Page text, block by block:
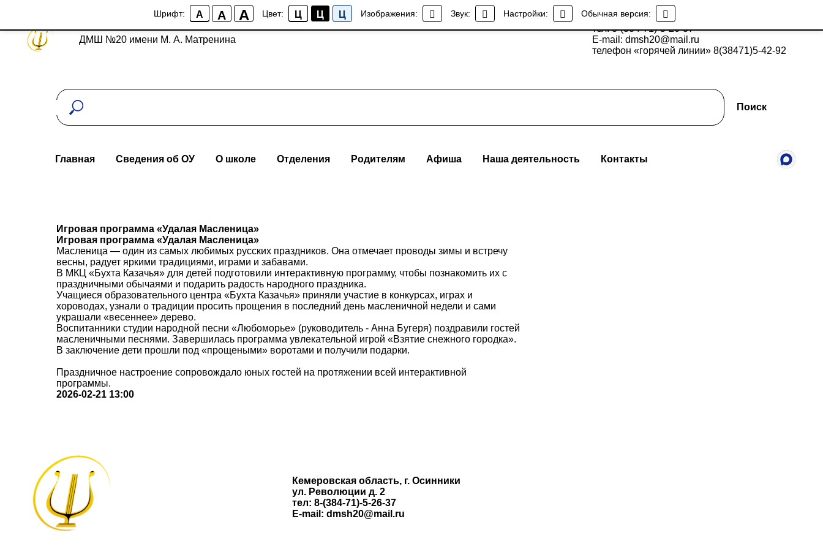
Шрифт: A A A Цвет: Ц Ц Ц Изображения: Звук: Настройки: Обычная версия:
ДМШ №20 имени М. А. Матренина
тел: 8-(384-71)-5-26-37
E-mail: dmsh20@mail.ru
телефон «горячей линии» 8(38471)5-42-92
Поиск
Главная Сведения об ОУ О школе Отделения Родителям Афиша Наша деятельность Контакты
Игровая программа «Удалая Масленица»
Игровая программа «Удалая Масленица»
Масленица — один из самых любимых русских праздников. Она отмечает проводы зимы и встречу
весны, радует яркими традициями, играми и забавами.
В МКЦ «Бухта Казачья» для детей подготовили интерактивную программу, чтобы познакомить их с
праздничными обычаями и подарить радость народного праздника.
Учащиеся образовательного центра «Бухта Казачья» приняли участие в конкурсах, играх и
хороводах, узнали о традиции просить прощения в последний день масленичной недели и сами
украшали «весеннее» дерево.
Воспитанники студии народной песни «Любоморье» (руководитель - Анна Бугеря) поздравили гостей
масленичными песнями. Завершилась программа увлекательной игрой «Взятие снежного городка».
В заключение дети прошли под «прощеными» воротами и получили подарки.
Праздничное настроение сопровождало юных гостей на протяжении всей интерактивной
программы.
2026-02-21 13:00
Кемеровская область, г. Осинники
ул. Революции д. 2
тел: 8-(384-71)-5-26-37
E-mail: dmsh20@mail.ru